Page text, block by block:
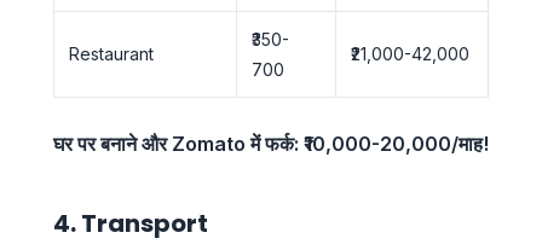
Restaurant
₹350-
700
₹21,000-42,000
घर पर बनाने और Zomato में फर्क: ₹10,000-20,000/माह!
4. Transport